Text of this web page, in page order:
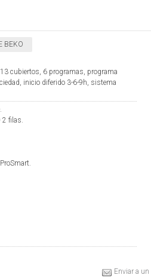
BEKO
cubiertos, 6 programas, programa
inicio diferido 3-6-9h, sistema
2 filas.
Enviar a